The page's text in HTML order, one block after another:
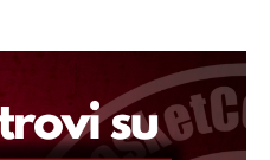
Password